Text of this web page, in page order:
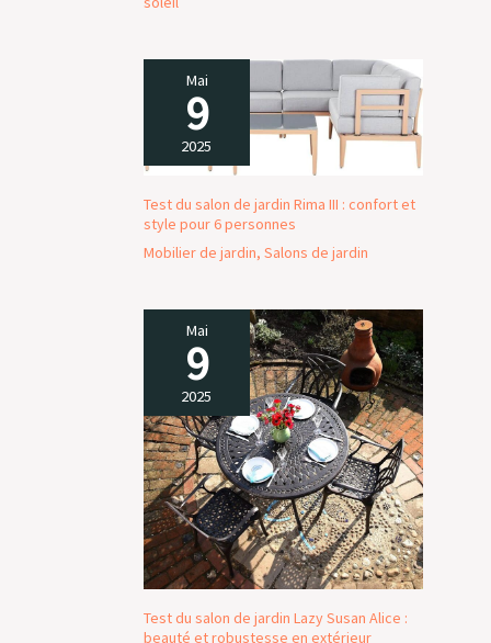
Mai
9
2025
Test du salon de jardin Rima III : confort et
style pour 6 personnes
Mobilier de jardin, Salons de jardin
Mai
9
2025
Test du salon de jardin Lazy Susan Alice :
beauté et robustesse en extérieur